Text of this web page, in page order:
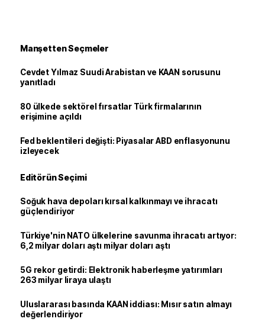
Manşetten Seçmeler
Cevdet Yılmaz Suudi Arabistan ve KAAN sorusunu
yanıtladı
80 ülkede sektörel fırsatlar Türk firmalarının
erişimine açıldı
Fed beklentileri değişti: Piyasalar ABD enflasyonunu
izleyecek
Editörün Seçimi
Soğuk hava depoları kırsal kalkınmayı ve ihracatı
güçlendiriyor
Türkiye'nin NATO ülkelerine savunma ihracatı artıyor:
6,2 milyar doları aştı milyar doları aştı
5G rekor getirdi: Elektronik haberleşme yatırımları
263 milyar liraya ulaştı
Uluslararası basında KAAN iddiası: Mısır satın almayı
değerlendiriyor